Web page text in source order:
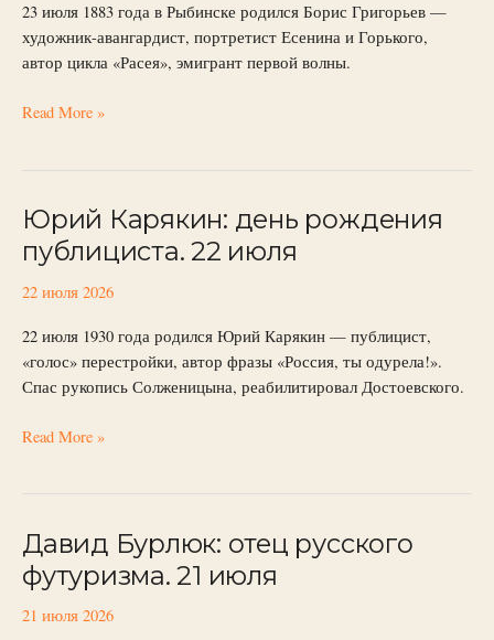
23 июля 1883 года в Рыбинске родился Борис Григорьев —
художник-авангардист, портретист Есенина и Горького,
автор цикла «Расея», эмигрант первой волны.
23
июля
Read More »
Юрий Карякин: день рождения
публициста. 22 июля
22 июля 2026
22 июля 1930 года родился Юрий Карякин — публицист,
«голос» перестройки, автор фразы «Россия, ты одурела!».
Спас рукопись Солженицына, реабилитировал Достоевского.
Юрий
Карякин:
день
рождения
22
июля
Read More »
Давид Бурлюк: отец русского
футуризма. 21 июля
21 июля 2026
Давид
Бурлюк:
отец
русского